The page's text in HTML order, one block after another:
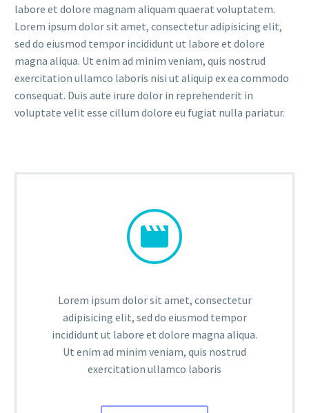
labore et dolore magnam aliquam quaerat voluptatem.
Lorem ipsum dolor sit amet, consectetur adipisicing elit,
sed do eiusmod tempor incididunt ut labore et dolore
magna aliqua. Ut enim ad minim veniam, quis nostrud
exercitation ullamco laboris nisi ut aliquip ex ea commodo
consequat. Duis aute irure dolor in reprehenderit in
voluptate velit esse cillum dolore eu fugiat nulla pariatur.


Lorem ipsum dolor sit amet, consectetur
adipisicing elit, sed do eiusmod tempor
incididunt ut labore et dolore magna aliqua.
Ut enim ad minim veniam, quis nostrud
exercitation ullamco laboris